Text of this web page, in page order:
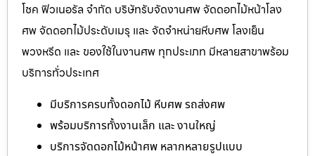
โชค ฟิวเนอรัล จำกัด บริษัทรับจัดงานศพ จัดดอกไม้หน้าโลง
ศพ จัดดอกไม้ประดับเมรุ และ จัดจำหน่ายหีบศพ โลงเย็น
พวงหรีด และ ของใช้ในงานศพ ทุกประเภท มีหลายสาขาพร้อม
บริการทั่วประเทศ
มีบริการครบทั้งดอกไม้ หีบศพ รถส่งศพ
พร้อมบริการทั้งงานเล็ก และ งานใหญ่
บริการจัดดอกไม้หน้าศพ หลากหลายรูปแบบ